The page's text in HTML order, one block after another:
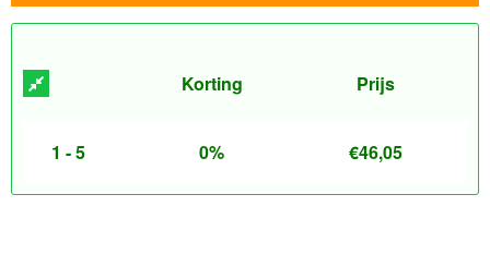
Korting Prijs
1 - 5 0% €46,05